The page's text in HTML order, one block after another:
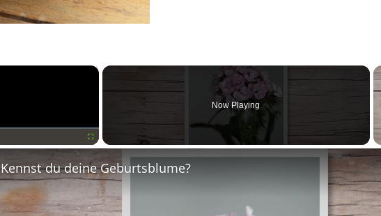
×
Fullscreen
Now Playing
Kennst du deine Geburtsblume?